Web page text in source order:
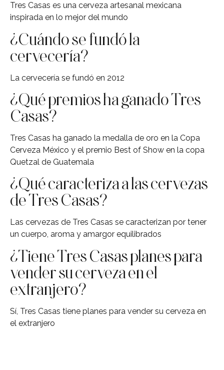
Tres Casas es una cerveza artesanal mexicana
inspirada en lo mejor del mundo
¿Cuándo se fundó la
cervecería?
La cervecería se fundó en 2012
¿Qué premios ha ganado Tres
Casas?
Tres Casas ha ganado la medalla de oro en la Copa
Cerveza México y el premio Best of Show en la copa
Quetzal de Guatemala
¿Qué caracteriza a las cervezas
de Tres Casas?
Las cervezas de Tres Casas se caracterizan por tener
un cuerpo, aroma y amargor equilibrados
¿Tiene Tres Casas planes para
vender su cerveza en el
extranjero?
Sí, Tres Casas tiene planes para vender su cerveza en
el extranjero